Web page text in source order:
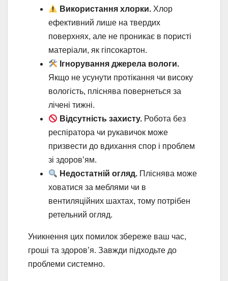
Використання хлорки. Хлор
ефективний лише на твердих
поверхнях, але не проникає в пористі
матеріали, як гіпсокартон.
Ігнорування джерела вологи.
Якщо не усунути протікання чи високу
вологість, пліснява повернеться за
лічені тижні.
Відсутність захисту. Робота без
респіратора чи рукавичок може
призвести до вдихання спор і проблем
зі здоров’ям.
Недостатній огляд. Пліснява може
ховатися за меблями чи в
вентиляційних шахтах, тому потрібен
ретельний огляд.
Уникнення цих помилок збереже ваш час,
гроші та здоров’я. Завжди підходьте до
проблеми системно.